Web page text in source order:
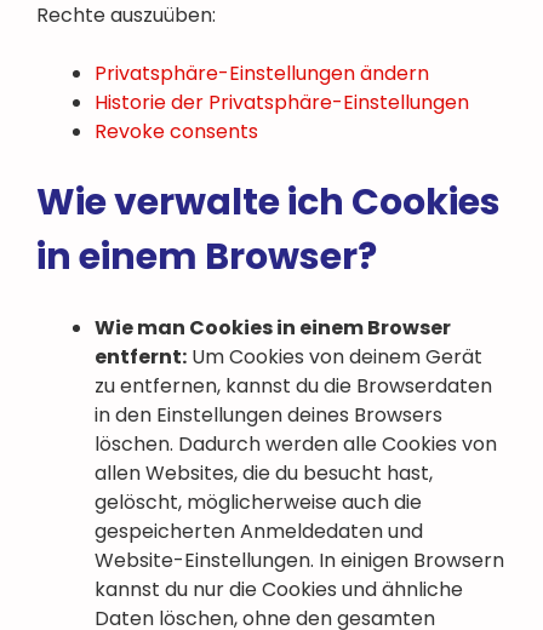
Rechte auszuüben:
Privatsphäre-Einstellungen ändern
Historie der Privatsphäre-Einstellungen
Revoke consents
Wie verwalte ich Cookies
in einem Browser?
Wie man Cookies in einem Browser
entfernt: Um Cookies von deinem Gerät
zu entfernen, kannst du die Browserdaten
in den Einstellungen deines Browsers
löschen. Dadurch werden alle Cookies von
allen Websites, die du besucht hast,
gelöscht, möglicherweise auch die
gespeicherten Anmeldedaten und
Website-Einstellungen. In einigen Browsern
kannst du nur die Cookies und ähnliche
Daten löschen, ohne den gesamten